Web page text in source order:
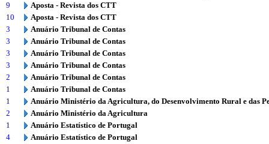
9
Aposta - Revista dos CTT
10
Aposta - Revista dos CTT
3
Anuário Tribunal de Contas
3
Anuário Tribunal de Contas
3
Anuário Tribunal de Contas
3
Anuário Tribunal de Contas
2
Anuário Tribunal de Contas
1
Anuário Tribunal de Contas
1
Anuário Ministério da Agricultura, do Desenvolvimento Rural e das
2
Anuário Ministério da Agricultura
1
Anuário Estatístico de Portugal
4
Anuário Estatístico de Portugal